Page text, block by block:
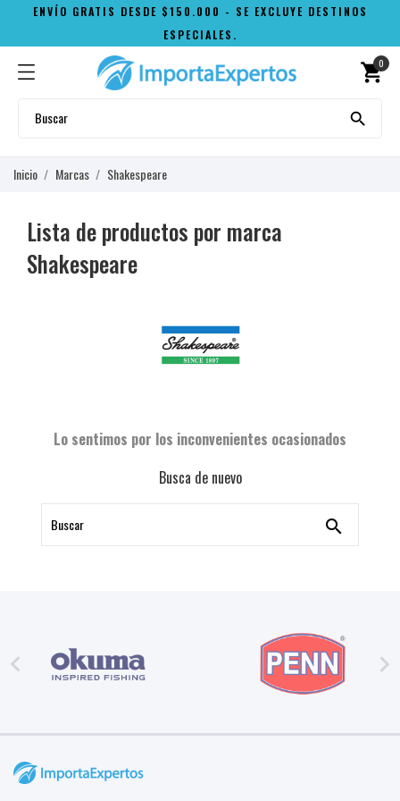
ENVÍO GRATIS DESDE $150.000 - SE EXCLUYE DESTINOS
ESPECIALES.
shopping_cart
0

Inicio Marcas Shakespeare
Lista de productos por marca
Shakespeare
Lo sentimos por los inconvenientes ocasionados
Busca de nuevo

 